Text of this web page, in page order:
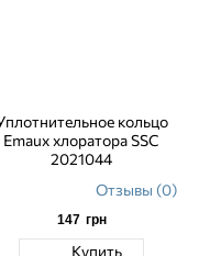
кольцо
Emaux хлоратора SSC
2021044
Отзывы (0)
147 грн
Купить